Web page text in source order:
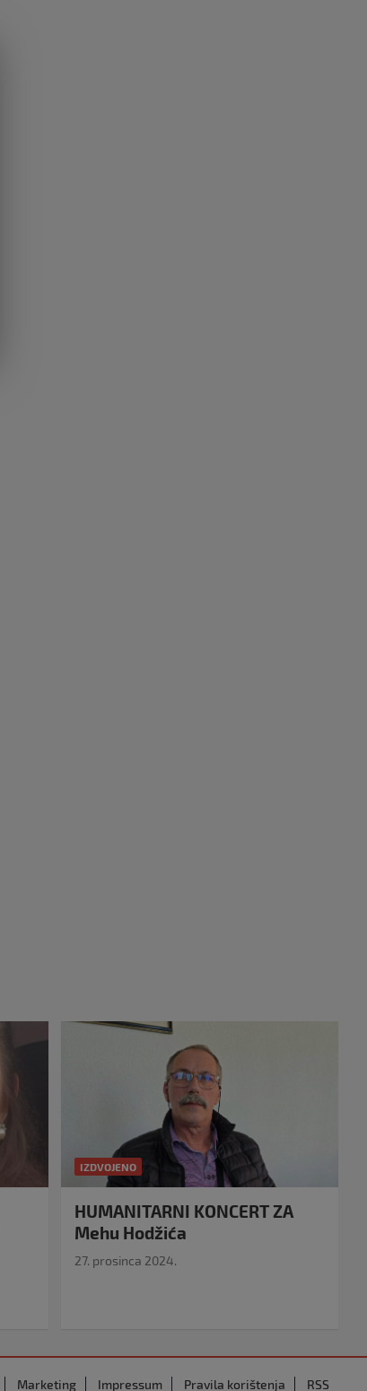
IZDVOJENO
HUMANITARNI KONCERT ZA
Mehu Hodžića
27. prosinca 2024.
Marketing Impressum Pravila korištenja RSS